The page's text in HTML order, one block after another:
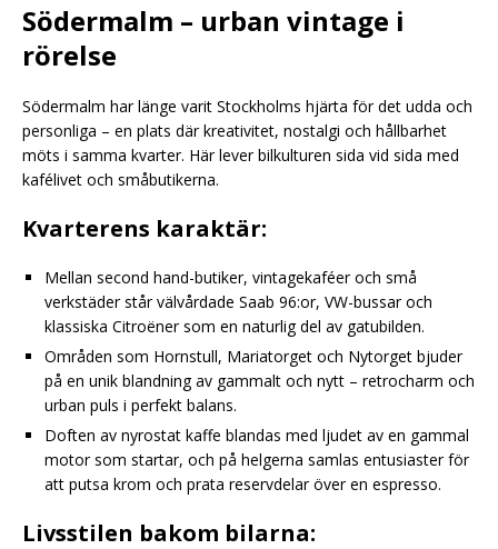
Södermalm – urban vintage i
rörelse
Södermalm har länge varit Stockholms hjärta för det udda och
personliga – en plats där kreativitet, nostalgi och hållbarhet
möts i samma kvarter. Här lever bilkulturen sida vid sida med
kafélivet och småbutikerna.
Kvarterens karaktär:
Mellan second hand-butiker, vintagekaféer och små
verkstäder står välvårdade Saab 96:or, VW-bussar och
klassiska Citroëner som en naturlig del av gatubilden.
Områden som Hornstull, Mariatorget och Nytorget bjuder
på en unik blandning av gammalt och nytt – retrocharm och
urban puls i perfekt balans.
Doften av nyrostat kaffe blandas med ljudet av en gammal
motor som startar, och på helgerna samlas entusiaster för
att putsa krom och prata reservdelar över en espresso.
Livsstilen bakom bilarna: